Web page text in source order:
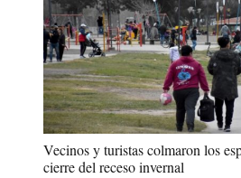
Vecinos y turistas colmaron los
cierre del receso invernal